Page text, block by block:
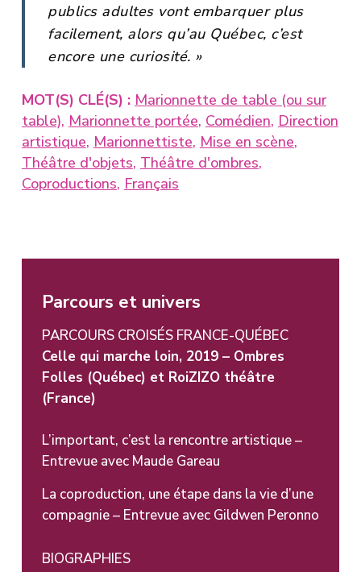
publics adultes vont embarquer plus
facilement, alors qu’au Québec, c’est
encore une curiosité. »
MOT(S) CLÉ(S) : Marionnette de table (ou sur
table), Marionnette portée, Comédien, Direction
artistique, Marionnettiste, Mise en scène,
Théâtre d'objets, Théâtre d'ombres,
Coproductions, Français
Parcours et univers
PARCOURS CROISÉS FRANCE-QUÉBEC
Celle qui marche loin, 2019 – Ombres
Folles (Québec) et RoiZIZO théâtre
(France)
L’important, c’est la rencontre artistique –
Entrevue avec Maude Gareau
La coproduction, une étape dans la vie d’une
compagnie – Entrevue avec Gildwen Peronno
BIOGRAPHIES